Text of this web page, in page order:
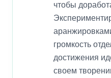
чтобы
громкость
достижения
своем